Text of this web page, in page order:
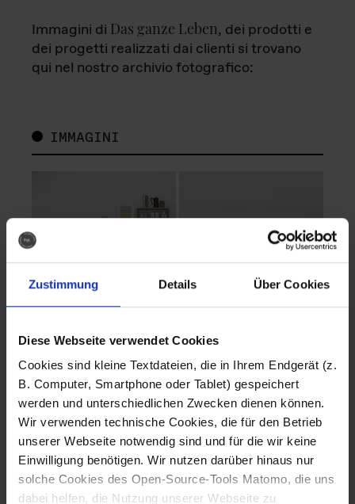
Zustimmung Details Über Cookies
Diese Webseite verwendet Cookies
Cookies sind kleine Textdateien, die in Ihrem Endgerät (z.
B. Computer, Smartphone oder Tablet) gespeichert
werden und unterschiedlichen Zwecken dienen können.
Wir verwenden technische Cookies, die für den Betrieb
unserer Webseite notwendig sind und für die wir keine
Einwilligung benötigen. Wir nutzen darüber hinaus nur
solche Cookies des Open-Source-Tools Matomo, die uns
dabei helfen, die Nutzung unserer Webseite zu
Immagini di Das ganze Leben, dei prodotti e
dei progetti realizzati dai clienti si trovano
qui nel nostro archivio fotografico:
IMMAGINI
Fotografo: Lorenz
Sternbach
Download
Fotografo: Lorenz
Sternbach
Download